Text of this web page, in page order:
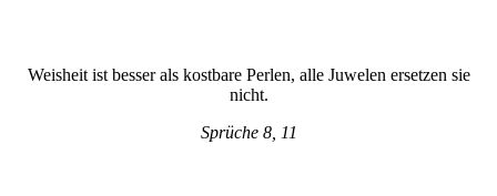
Weisheit ist besser als kostbare Perlen, alle Juwelen ersetzen sie
nicht.
Sprüche 8, 11